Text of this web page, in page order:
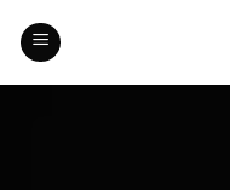
Skip
content